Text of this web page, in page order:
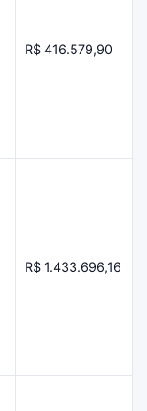
R$ 416.579,90
R$ 1.433.696,16